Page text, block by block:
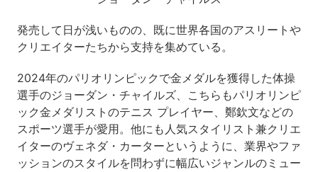
発売して日が浅いものの、既に世界各国のアスリートや
クリエイターたちから支持を集めている。
2024年のパリオリンピックで金メダルを獲得した体操
選手のジョーダン・チャイルズ、こちらもパリオリンピ
ック金メダリストのテニス プレイヤー、鄭欽文などの
スポーツ選手が愛用。他にも人気スタイリスト兼クリエ
イターのヴェネダ・カーターというように、業界やファ
ッションのスタイルを問わずに幅広いジャンルのミュー